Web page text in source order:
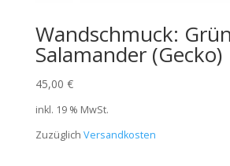
Wandschmuck:
Salamander (Gecko)
45,00 €
inkl. 19 % MwSt.
Zuzüglich Versandkosten